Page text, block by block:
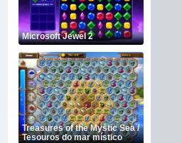
Microsoft Jewel 2
Treasures of the Mystic Sea /
Tesouros do mar místico